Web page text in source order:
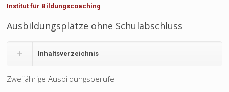
Institut für Bildungscoaching
Ausbildungsplätze ohne Schulabschluss
Inhaltsverzeichnis
Zweijährige Ausbildungsberufe